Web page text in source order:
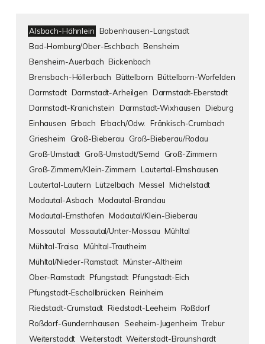
Alsbach-Hähnlein Babenhausen-Langstadt
Bad-Homburg/Ober-Eschbach Bensheim
Bensheim-Auerbach Bickenbach
Brensbach-Höllerbach Büttelborn Büttelborn-Worfelden
Darmstadt Darmstadt-Arheilgen Darmstadt-Eberstadt
Darmstadt-Kranichstein Darmstadt-Wixhausen Dieburg
Einhausen Erbach Erbach/Odw.
Fränkisch-Crumbach
Griesheim
Groß-Bieberau
Groß-Bieberau/Rodau
Groß-Umstadt Groß-Umstadt/Semd
Groß-Zimmern
Groß-Zimmern/Klein-Zimmern Lautertal-Elmshausen
Lautertal-Lautern Lützelbach Messel Michelstadt
Modautal-Asbach Modautal-Brandau
Modautal-Ernsthofen Modautal/Klein-Bieberau
Mossautal Mossautal/Unter-Mossau Mühltal
Mühltal-Traisa Mühltal-Trautheim
Mühltal/Nieder-Ramstadt Münster-Altheim
Ober-Ramstadt Pfungstadt Pfungstadt-Eich
Pfungstadt-Eschollbrücken Reinheim
Riedstadt-Crumstadt Riedstadt-Leeheim Roßdorf
Roßdorf-Gundernhausen Seeheim-Jugenheim Trebur
Weiterstaddt Weiterstadt Weiterstadt-Braunshardt